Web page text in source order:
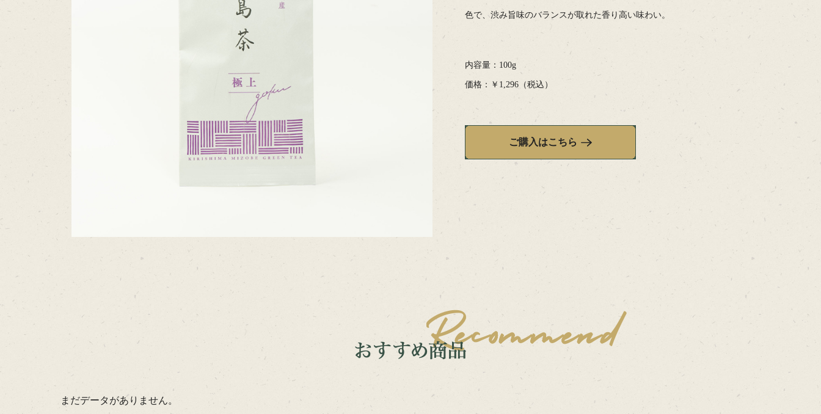
色で、渋み旨味のバランスが取れた香り高い味わい。
内容量：100g
価格：￥1,296（税込）
ご購入はこちら
まだデータがありません。